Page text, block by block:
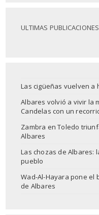
ULTIMAS PUBLICACIONES
Las cigüeñas vuelven a
Albares volvió a vivir la
Candelas con un
Zambra en Toledo
Albares
Las chozas de Albares:
pueblo
Wad-Al-Hayara pone el
de Albares